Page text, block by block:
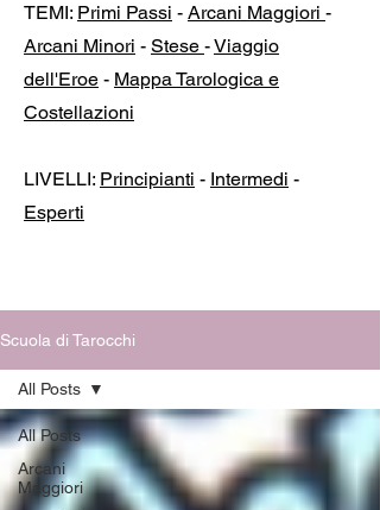
TEMI: Primi Passi - Arcani Maggiori -
Arcani Minori - Stese -Viaggio
dell'Eroe - Mappa Tarologica e
Costellazioni
LIVELLI: Principianti - Intermedi -
Esperti
Scuola di Tarocchi
All Posts
Arcani
Maggiori
All Posts